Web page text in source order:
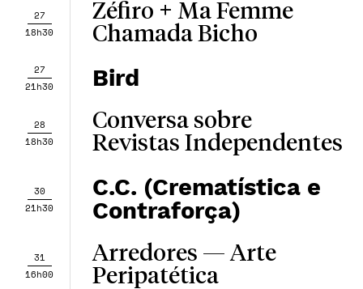
27
18h30
Zéfiro + Ma Femme
Chamada Bicho
27
21h30
Bird
28
18h30
Conversa sobre
Revistas Independentes
30
21h30
C.C. (Crematística e
Contraforça)
31
16h00
Arredores — Arte
Peripatética